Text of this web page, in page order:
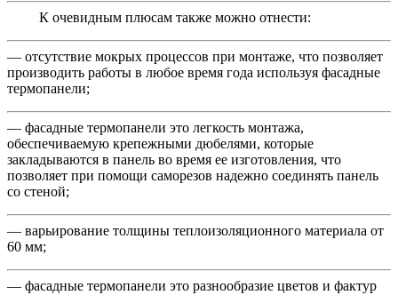
К очевидным плюсам также можно отнести:
— отсутствие мокрых процессов при монтаже, что позволяет
производить работы в любое время года используя фасадные
термопанели;
— фасадные термопанели это легкость монтажа,
обеспечиваемую крепежными дюбелями, которые
закладываются в панель во время ее изготовления, что
позволяет при помощи саморезов надежно соединять панель
со стеной;
— варьирование толщины теплоизоляционного материала от
60 мм;
— фасадные термопанели это разнообразие цветов и фактур